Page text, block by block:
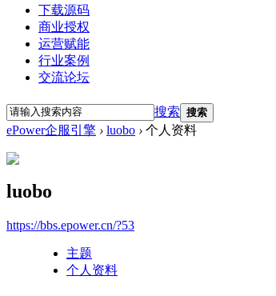
下载源码
商业授权
运营赋能
行业案例
交流论坛
搜索 搜索
ePower企服引擎 › luobo › 个人资料
luobo
https://bbs.epower.cn/?53
主题
个人资料